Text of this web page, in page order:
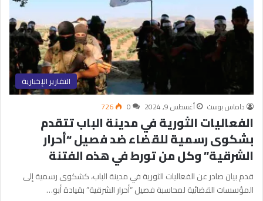
التقارير الإخبارية
داماس بوست أغسطس 9, 2024 0
726
الفعاليات الثورية في مدينة الباب تتقدم
بشكوى رسمية للقضاء ضد فصيل “أحرار
الشرقية” وكل من تورط في هذه الفتنة
قدم بيان صادر عن الفعاليات الثورية في مدينة الباب، كشكوى رسمية إلى
المؤسسات القضائية لمحاسبة فصيل “أحرار الشرقية” بقيادة أبو…